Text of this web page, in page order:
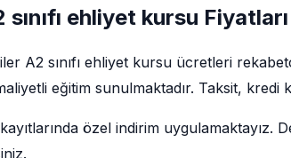
ehliyet kursu Fiyatları
A2 sınıfı ehliyet kursu ücretleri
eğitim sunulmaktadır. Taksit, kredi
özel indirim uygulamaktayız.